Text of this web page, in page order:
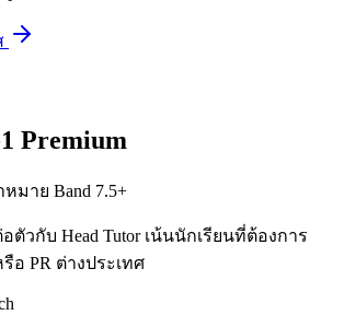
Premium
หมาย Band 7.5+
ตัวกับ Head Tutor เน้นนักเรียนที่ต้องการ
อ PR ต่างประเทศ